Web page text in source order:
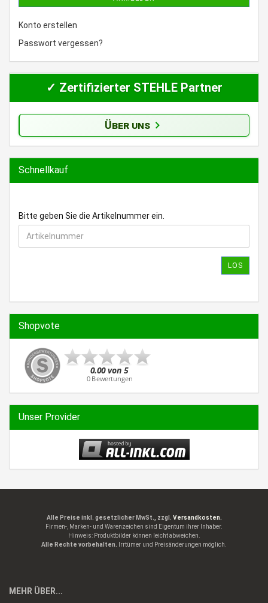
Konto erstellen
Passwort vergessen?
✓ Zertifizierter STEHLE Partner
Über uns
Schnellkauf
BITTE
GEBEN
SIE
DIE
Bitte geben Sie die Artikelnummer ein.
LOS
Shopvote
Unser Provider
Alle Preise inkl. gesetzlicher MwSt., zzgl. Versandkosten.
Firmen-, Marken- und Warenzeichen sind Eigentum ihrer Inhaber.
Hinweis: Produktbilder können leicht abweichen.
Alle Rechte vorbehalten.
Irrtümer und Preisänderungen möglich.
MEHR ÜBER...